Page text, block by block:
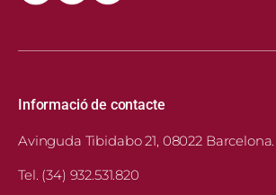
Informació de contacte
Avinguda Tibidabo 21, 08022 Barcelona.
Tel. (34) 932.531.820